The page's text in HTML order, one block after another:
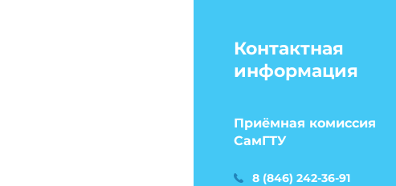
Контактная
информация
Приёмная комиссия
СамГТУ
8 (846) 242-36-91